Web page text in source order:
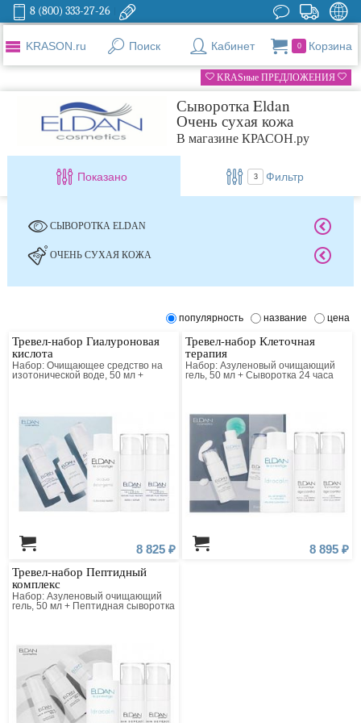
8 (800) 333-27-26
KRASON.ru Поиск Кабинет 0 Корзина
KRASные ПРЕДЛОЖЕНИЯ
Сыворотка Eldan
Очень сухая кожа
В магазине КРАСОН.ру
Показано 3 Фильтр
СЫВОРОТКА ELDAN
ОЧЕНЬ СУХАЯ КОЖА
популярность название цена
Тревел-набор Гиалуроновая
кислота
Набор: Очищающее средство на
изотонической воде, 50 мл +
8 825 ₽
Тревел-набор Клеточная
терапия
Набор: Азуленовый очищающий
гель, 50 мл + Сыворотка 24 часа
8 895 ₽
Тревел-набор Пептидный
комплекс
Набор: Азуленовый очищающий
гель, 50 мл + Пептидная сыворотка